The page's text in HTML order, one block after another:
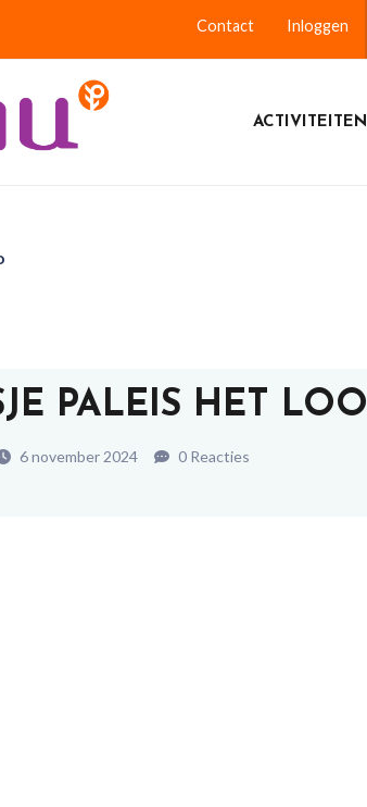
Contact Inloggen
ACTIVITEITEN
PALEIS HET LOO
6 november 2024 0 Reacties